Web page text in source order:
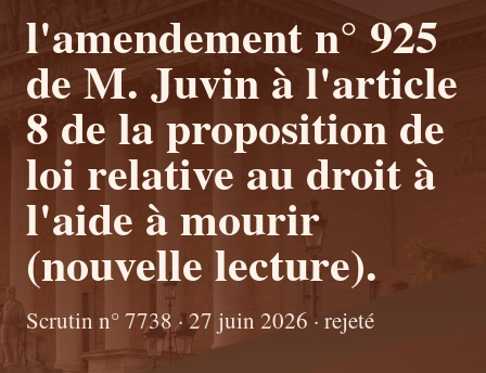
l'amendement n° 925
de M. Juvin à l'article
8 de la proposition de
loi relative au droit à
l'aide à mourir
(nouvelle lecture).
Scrutin n° 7738 · 27 juin 2026 · rejeté